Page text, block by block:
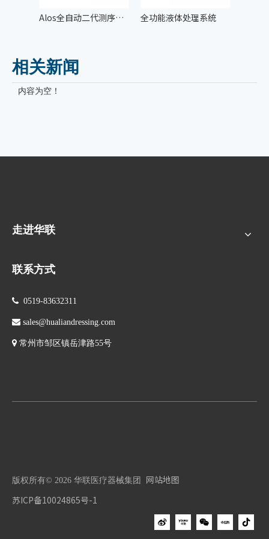
Alos全自动二代测序样本制备系统 全功能液体处理系统
相关新闻
内容为空！
走进华联
联系方式
 0519-83632311
 sales@hualiandressing.com
 常州市邹区镇岳津路55号
版权所有© 2026 华联医疗器械集团 网站地图
苏ICP备10024865号-1